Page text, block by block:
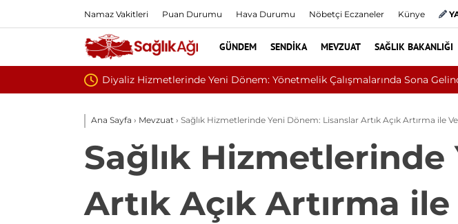
Namaz Vakitleri Puan Durumu Hava Durumu Nöbetçi Eczaneler Künye
GÜNDEM SENDIKA MEVZUAT SAĞLIK BAKANLIĞI
Sivilce Sandı, Cilt Kanseri Çıktı:
Ana Sayfa › Mevzuat › Sağlık Hizmetlerinde Yeni Dönem: Lisanslar Artık Açık Artırma ile
Sağlık
Artık Açık Artırma